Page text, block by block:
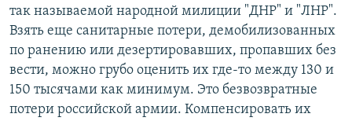
так называемой народной милиции "ДНР" и "ЛНР".
Взять еще санитарные потери, демобилизованных
по ранению или дезертировавших, пропавших без
вести, можно грубо оценить их где-то между 130 и
150 тысячами как минимум. Это безвозвратные
потери российской армии. Компенсировать их